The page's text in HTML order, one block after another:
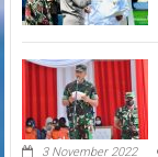
3 November 2022